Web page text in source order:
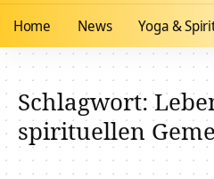
Home News Yoga &
Schlagwort:
spirituellen